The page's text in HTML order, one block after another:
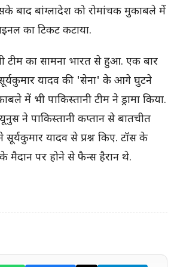
बाद बांग्लादेश को रोमांचक मुकाबले में
का टिकट कटाया.
टीम का सामना भारत से हुआ. एक बार
यादव की 'सेना' के आगे घुटने
में भी पाकिस्तानी टीम ने ड्रामा किया.
ने पाकिस्तानी कप्तान से बातचीत
सूर्यकुमार यादव से प्रश्न किए. टॉस के
के मैदान पर होने से फैन्स हैरान थे.